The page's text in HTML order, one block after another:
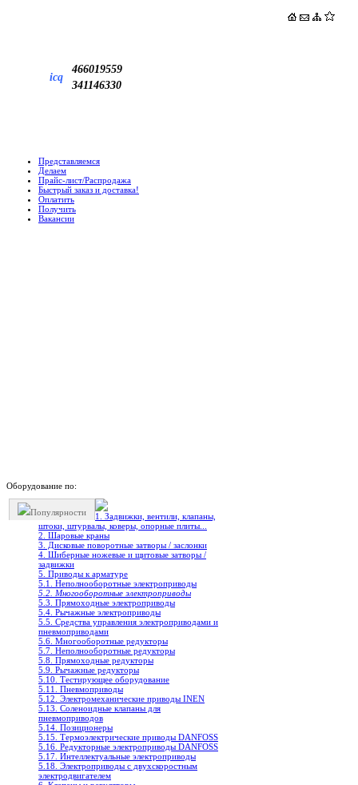
icq
466019559
341146330
Представляемся
Делаем
Прайс-лист/Распродажа
Быстрый заказ и доставка!
Оплатить
Получить
Вакансии
Оборудование по:
Популярности
1. Задвижки, вентили, клапаны,
штоки, штурвалы, коверы, опорные плиты...
2. Шаровые краны
3. Дисковые поворотные затворы / заслонки
4. Шиберные ножевые и щитовые затворы /
задвижки
5. Приводы к арматуре
5.1. Неполнооборотные электроприводы
5.2. Многооборотные электроприводы
5.3. Прямоходные электроприводы
5.4. Рычажные электроприводы
5.5. Средства управления электроприводами и
пневмоприводами
5.6. Многооборотные редукторы
5.7. Неполнооборотные редукторы
5.8. Прямоходные редукторы
5.9. Рычажные редукторы
5.10. Тестирующее оборудование
5.11. Пневмоприводы
5.12. Электромеханические приводы INEN
5.13. Соленоидные клапаны для
пневмоприводов
5.14. Позиционеры
5.15. Термоэлектрические приводы DANFOSS
5.16. Редукторные электроприводы DANFOSS
5.17. Интеллектуальные электроприводы
5.18. Электроприводы с двухскоростным
электродвигателем